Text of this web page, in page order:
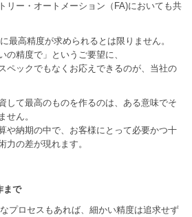
リー・オートメーション（FA)においても共
最高精度が求められるとは限りません。
の精度で」というご要望に、
ペックでもなくお応えできるのが、当社の
して最高のものを作るのは、ある意味でそ
せん。
や納期の中で、お客様にとって必要かつ十
力の差が現れます。
まで
プロセスもあれば、細かい精度は追求せず